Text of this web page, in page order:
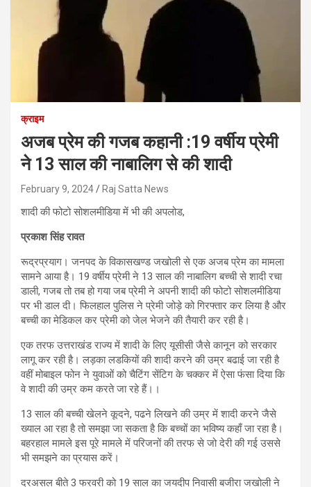
क्राइम
अजब प्रेम की गजब कहानी :19 वर्षीय प्रेमी
ने 13 साल की नाबालिग से की शादी
February 9, 2024 Raj Satta News
शादी की फोटो सोशलमीडिया में भी की अपलोड,
प्रकाश सिंह रावत
रूद्रप्रयाग। जनपद के विकासखण्ड जखोली से एक अजब प्रेम का मामला
सामने आया है। 19 वर्षीय प्रेमी ने 13 साल की नाबालिग बच्ची से शादी रचा
डाली, गजब तो तब हो गया जब प्रेमी ने अपनी शादी की फोटो सोशलमीडिया
पर भी डाल दी। फिलहाल पुलिस ने प्रेमी जोड़े को गिरफ्तार कर लिया है और
बच्ची का मेडिकल कर प्रेमी को जेल भेजने की तैयारी कर रही है।
एक तरफ उत्तराखंड राज्य में शादी के लिए यूसीसी जैसे कानून को सरकार
लागू कर रही है। लड़का लडकियों की शादी करने की उम्र बढाई जा रही है
वहीं मोबाइल फोन ने युवाओं को चैटिंग सेंटिग के चक्कर में ऐसा फंसा दिया कि
वे शादी की उम्र कम करते जा रहे हैं।।
13 साल की बच्ची खेलने कूदने, पढने लिखने की उम्र में शादी करने जैसे
ख्याल आ रहा है तो समझा जा सकता है कि बच्चों का भविष्य कहाँ जा रहा है।
बहरहाल मामले इस पूरे मामले में परिजनों की तरफ से जो देरी की गई उससे
भी समझने का प्रयास करें।
दरअसल बीते 3 फरवरी को 19 साल का जयदीप निवासी बजीरा जखोली ने